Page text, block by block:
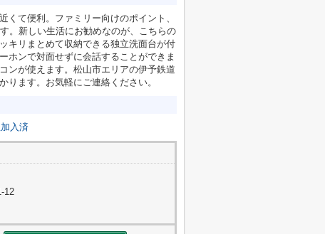
くて便利。ファミリー向けのポイント、
。新しい生活にお勧めなのが、こちらの
キリまとめて収納できる独立洗面台が付
ホンで対面せずに会話することができま
ンが使えます。松山市エリアの伊予鉄道
ます。お気軽にご連絡ください。
入済
12